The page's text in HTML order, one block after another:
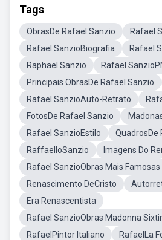
Tags
ObrasDe Rafael Sanzio
Rafael
Rafael SanzioBiografia
Rafael
Raphael Sanzio
Rafael
Principais ObrasDe Rafael Sanzio
Rafael SanzioAuto-Retrato
FotosDe Rafael Sanzio
Rafael SanzioEstilo
QuadrosDe
RaffaelloSanzio
Imagens Do
Rafael SanzioObras Mais Famosas
Renascimento DeCristo
Era Renascentista
Rafael SanzioObras Madonna
RafaelPintor Italiano
RafaelLa